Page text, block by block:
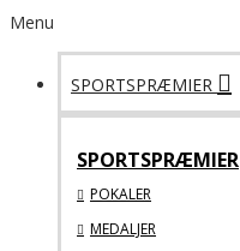
Menu
SPORTSPRÆMIER
SPORTSPRÆMIER
POKALER
MEDALJER